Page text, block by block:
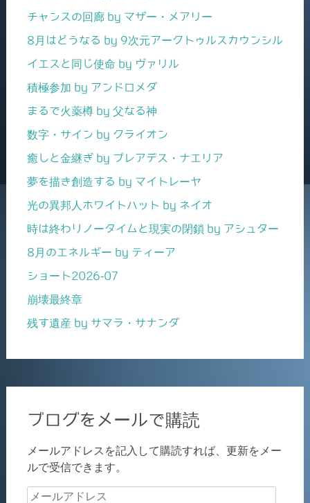
チャンスの回廊 by マザー・メアリー
8月はどうなる by 9次元アークトゥルスカウンシル
イエスと同じ使命 by ヴァリル
積極参加 by アンドロメダ
まるで火薬樽 by 父なる神
数字・サイン by クライオン
癒しと金継ぎ by プレアデス・ナエリア
夢を描き創造する by マイトレーヤ
光の異邦人ホワイトハット by ネイオ
時は終わりノータイムと現実の閉鎖 by アシュター
8月のエネルギー by ティーア
ショート2026-07
崩壊最終章
残す遺産 by サマラ・サナンダ
ブログをメールで購読
メールアドレスを記入して購読すれば、更新をメー
ルで受信できます。
メ